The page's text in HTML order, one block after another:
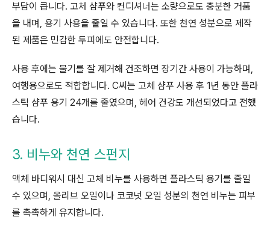
부담이 큽니다. 고체 샴푸와 컨디셔너는 소량으로도 충분한 거품
을 내며, 용기 사용을 줄일 수 있습니다. 또한 천연 성분으로 제작
된 제품은 민감한 두피에도 안전합니다.
사용 후에는 물기를 잘 제거해 건조하면 장기간 사용이 가능하며,
여행용으로도 적합합니다. C씨는 고체 샴푸 사용 후 1년 동안 플라
스틱 샴푸 용기 24개를 줄였으며, 헤어 건강도 개선되었다고 전했
습니다.
3. 비누와 천연 스펀지
액체 바디워시 대신 고체 비누를 사용하면 플라스틱 용기를 줄일
수 있으며, 올리브 오일이나 코코넛 오일 성분의 천연 비누는 피부
를 촉촉하게 유지합니다.